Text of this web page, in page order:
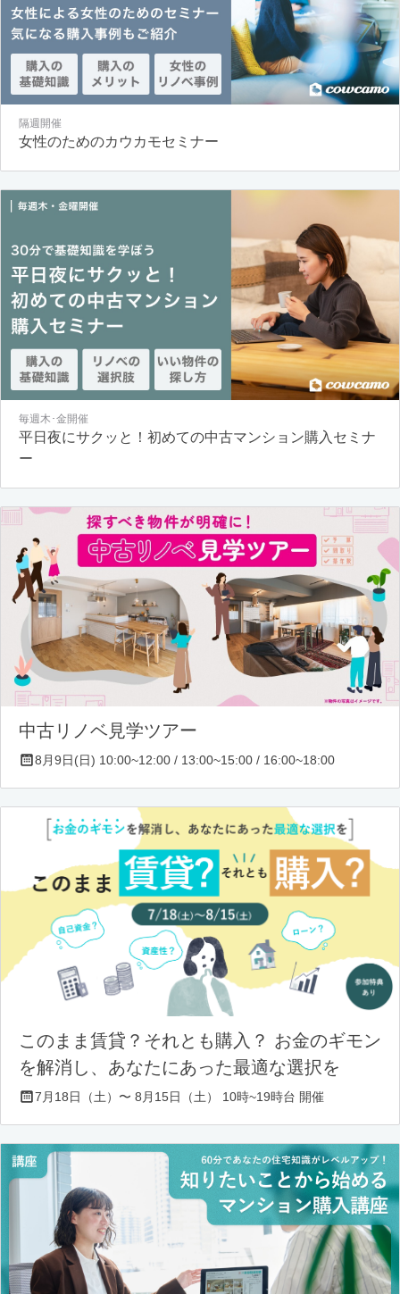
隔週開催
女性のためのカウカモセミナー
毎週木･金開催
平日夜にサクッと！初めての中古マンション購入セミナ
ー
中古リノベ見学ツアー
8月9日(日) 10:00~12:00 / 13:00~15:00 / 16:00~18:00
このまま賃貸？それとも購入？ お金のギモン
を解消し、あなたにあった最適な選択を
7月18日（土）〜 8月15日（土） 10時~19時台 開催